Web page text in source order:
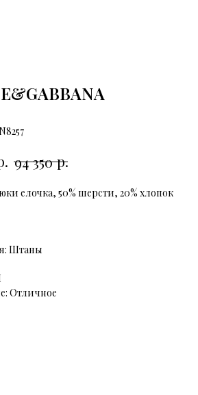
94 350 р.
елочка, 50% шерсти, 20% хлопок
Штаны
Отличное